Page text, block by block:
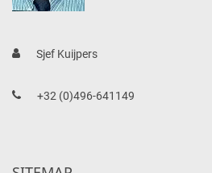
Sjef Kuijpers
+32 (0)496-641149